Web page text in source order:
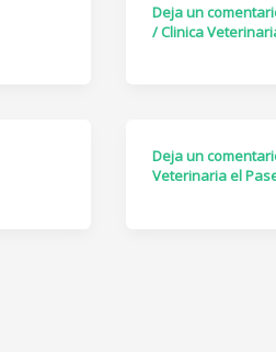
Deja un
/Clinica
Deja un
Veterinaria el